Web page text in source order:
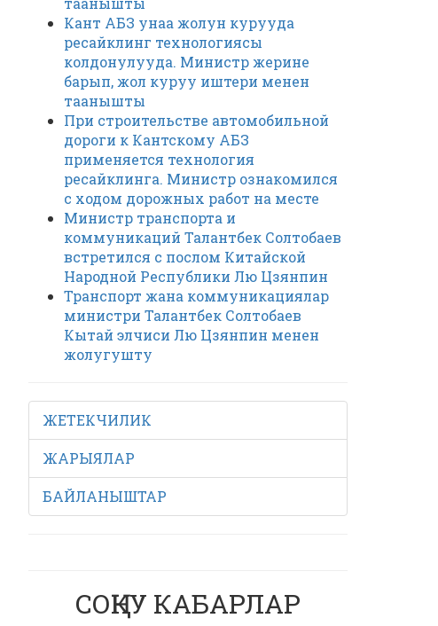
Кант АБЗ унаа жолун курууда
ресайклинг технологиясы
колдонулууда. Министр жерине
барып, жол куруу иштери менен
таанышты
При строительстве автомобильной
дороги к Кантскому АБЗ
применяется технология
ресайклинга. Министр ознакомился
с ходом дорожных работ на месте
Министр транспорта и
коммуникаций Талантбек Солтобаев
встретился с послом Китайской
Народной Республики Лю Цзянпин
Транспорт жана коммуникациялар
министри Талантбек Солтобаев
Кытай элчиси Лю Цзянпин менен
жолугушту
ЖЕТЕКЧИЛИК
ЖАРЫЯЛАР
БАЙЛАНЫШТАР
СОҢКУ КАБАРЛАР